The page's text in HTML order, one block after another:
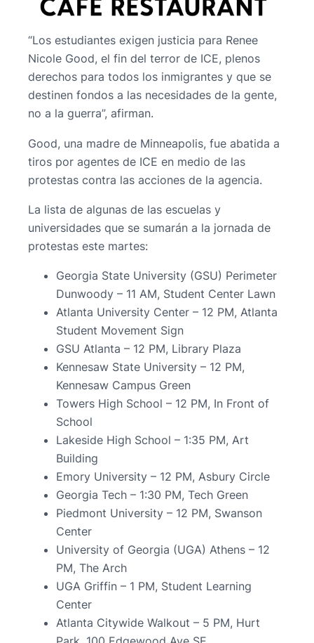
“Los estudiantes exigen justicia para Renee
Nicole Good, el fin del terror de ICE, plenos
derechos para todos los inmigrantes y que se
destinen fondos a las necesidades de la gente,
no a la guerra”, afirman.
Good, una madre de Minneapolis, fue abatida a
tiros por agentes de ICE en medio de las
protestas contra las acciones de la agencia.
La lista de algunas de las escuelas y
universidades que se sumarán a la jornada de
protestas este martes:
Georgia State University (GSU) Perimeter
Dunwoody – 11 AM, Student Center Lawn
Atlanta University Center – 12 PM, Atlanta
Student Movement Sign
GSU Atlanta – 12 PM, Library Plaza
Kennesaw State University – 12 PM,
Kennesaw Campus Green
Towers High School – 12 PM, In Front of
School
Lakeside High School – 1:35 PM, Art
Building
Emory University – 12 PM, Asbury Circle
Georgia Tech – 1:30 PM, Tech Green
Piedmont University – 12 PM, Swanson
Center
University of Georgia (UGA) Athens – 12
PM, The Arch
UGA Griffin – 1 PM, Student Learning
Center
Atlanta Citywide Walkout – 5 PM, Hurt